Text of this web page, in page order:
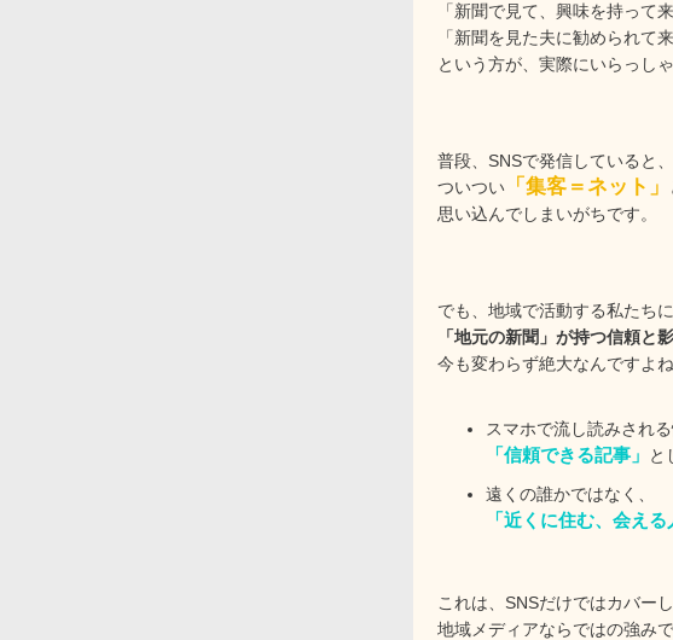
「新聞で見て、興味を持って
「新聞を見た夫に勧められて
という方が、実際にいらっし
普段、SNSで発信していると、
ついつい 「集客＝ネット」
思い込んでしまいがちです。
でも、地域で活動する私たちに
「地元の新聞」が持つ信頼と
今も変わらず絶大なんですよね
スマホで流し読みされる
「信頼できる記事」
と
遠くの誰かではなく、
「近くに住む、会える
これは、SNSだけではカバーし
地域メディアならではの強みで